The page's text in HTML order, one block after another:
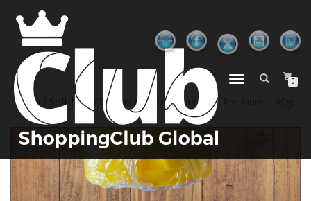
ALTERNAR
0
Início Soft Loja Outros / Maxx Calcium Gel Premium – 90gr